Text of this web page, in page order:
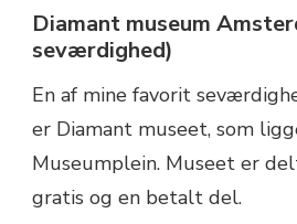
Diamant museum
seværdighed)
En af mine favorit
er Diamant museet, som
Museumplein. Museet er
gratis og en betalt del.